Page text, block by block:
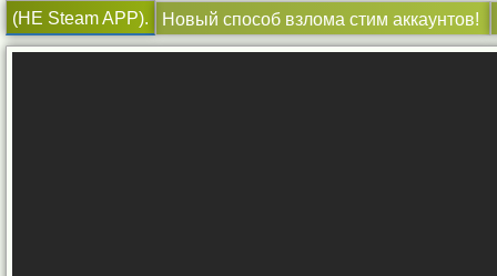
(НЕ Steam APP).
Новый способ взлома стим аккаунтов!